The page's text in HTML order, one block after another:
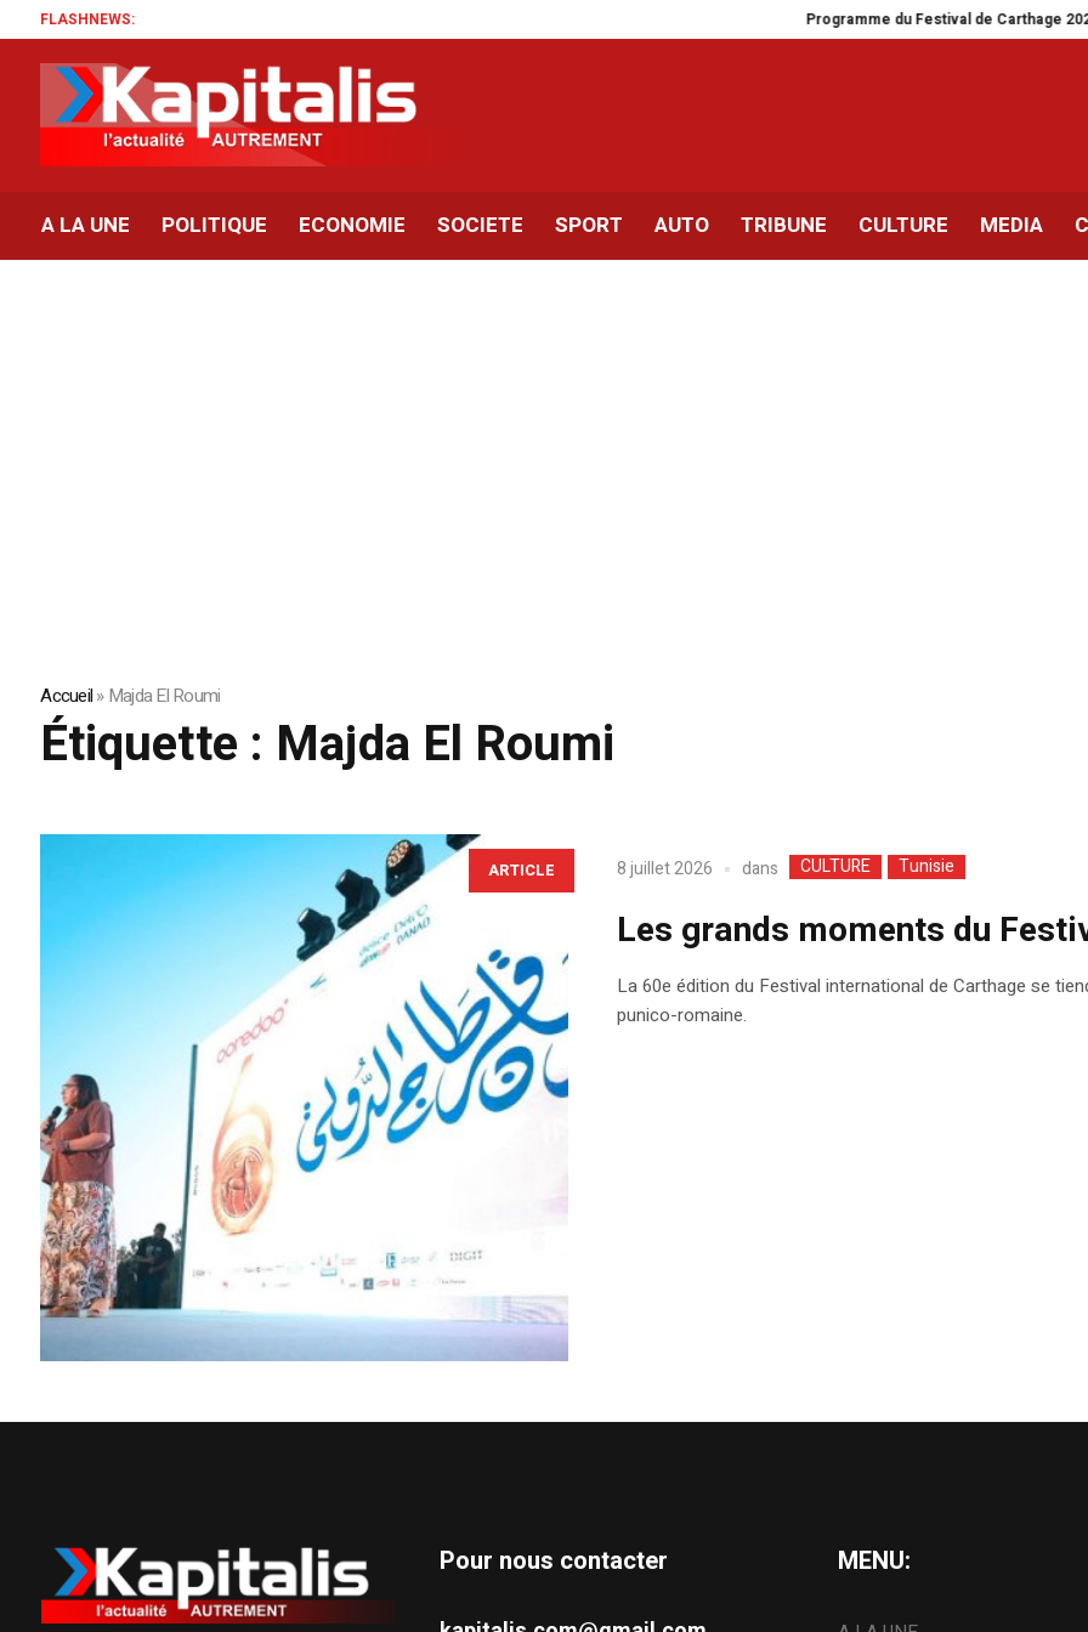
FLASHNEWS: Programme du Festival de Carthage 2026
A LA UNE POLITIQUE ECONOMIE SOCIETE SPORT AUTO TRIBUNE CULTURE MEDIA
Accueil»Majda El Roumi
Étiquette : Majda El Roumi
ARTICLE 8 juillet 2026 dans CULTURE Tunisie
Les grands moments du
La 60e édition du Festival international de Carthage se
punico-romaine.
Pour nous contacter MENU: